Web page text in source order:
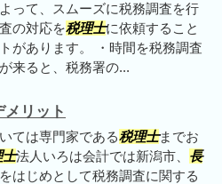
って、スムーズに税務調査を行
の対応を税理士に依頼すること
があります。 ・時間を税務調査
来ると、税務署の...
リット
ては専門家である税理士までお
士法人いろは会計では新潟市、 長
はじめとして税務調査に関する